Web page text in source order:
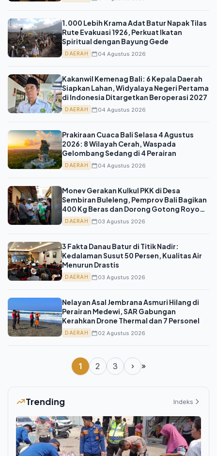
1.000 Lebih Krama Adat Batur Napak Tilas
Rute Evakuasi 1926, Perkuat Ikatan
Spiritual dengan Bayung Gede
DAERAH 04 Agustus 2026
Kakanwil Kemenag Bali: 6 Kepala Daerah
Siapkan Lahan, Widyalaya Negeri Pertama
di Indonesia Ditargetkan Beroperasi 2027
DAERAH 04 Agustus 2026
Prakiraan Cuaca Bali Selasa 4 Agustus
2026: 8 Wilayah Cerah, Waspada
Gelombang Sedang di 4 Perairan
DAERAH 04 Agustus 2026
Monev Gerakan Kulkul PKK di Desa
Sembiran Buleleng, Pemprov Bali Bagikan
400 Kg Beras dan Dorong Gotong Royong
Rutin
DAERAH 03 Agustus 2026
3 Fakta Danau Batur di Titik Nadir:
Kedalaman Susut 50 Persen, Kualitas Air
Menurun Drastis
DAERAH 03 Agustus 2026
Nelayan Asal Jembrana Asmuri Hilang di
Perairan Medewi, SAR Gabungan
Kerahkan Drone Thermal dan 7 Personel
DAERAH 02 Agustus 2026
1 2 3 › »
Trending Indeks